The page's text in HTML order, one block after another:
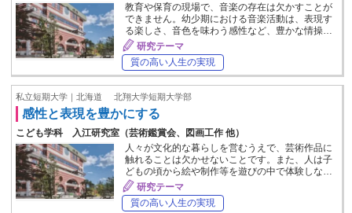
教育や保育の現場で、音楽の存在は欠かすことが
できません。幼少期における音楽活動は、表現す
る楽しさ、音色を味わう感性など、豊かな情操…
研究テーマ
質の高い人生の実現
私立短期大学｜北海道 北翔大学短期大学部
感性と表現を豊かにする
こども学科 入江研究室（芸術鑑賞会、図画工作 他）
人々が文化的な暮らしを営むうえで、芸術作品に
触れることは欠かせないことです。また、人は子
どもの頃から絵や制作等を遊びの中で体験しな…
研究テーマ
質の高い人生の実現